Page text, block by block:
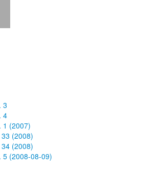
3
4
1 (2007)
(2008)
(2008)
5 (2008-08-09)